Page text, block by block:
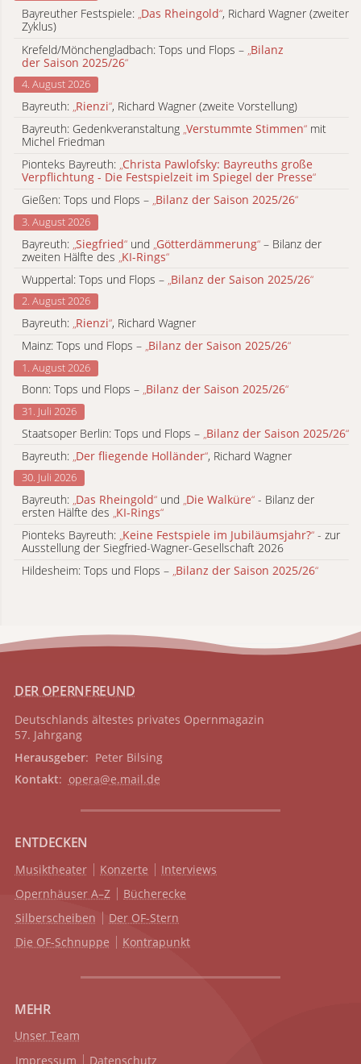
Bayreuther Festspiele: „Das Rheingold“, Richard Wagner (zweiter
Zyklus)
Krefeld/Mönchengladbach: Tops und Flops – Bilanz
der Saison 2025/26“
4. August 2026
Bayreuth: „Rienzi“, Richard Wagner (zweite Vorstellung)
Bayreuth: Gedenkveranstaltung „Verstummte Stimmen“ mit
Michel Friedman
Pionteks Bayreuth: „Christa Pawlofsky: Bayreuths große
Verpflichtung - Die Festspielzeit im Spiegel der Presse“
Gießen: Tops und Flops – „Bilanz der Saison 2025/26“
3. August 2026
Bayreuth: „Siegfried“ und Götterdämmerung“ – Bilanz der
zweiten Hälfte des KI-Rings“
Wuppertal: Tops und Flops – Bilanz der Saison 2025/26“
2. August 2026
Bayreuth: „Rienzi“, Richard Wagner
Mainz: Tops und Flops – „Bilanz der Saison 2025/26“
1. August 2026
Bonn: Tops und Flops – „Bilanz der Saison 2025/26“
31. Juli 2026
Staatsoper Berlin: Tops und Flops – Bilanz der Saison 2025/26“
Bayreuth: Der fliegende Holländer“, Richard Wagner
30. Juli 2026
Bayreuth: „Das Rheingold“ und „Die Walküre“ - Bilanz der
ersten Hälfte des „KI-Rings“
Pionteks Bayreuth: „Keine Festspiele im Jubiläumsjahr?“ - zur
Ausstellung der Siegfried-Wagner-Gesellschaft 2026
Hildesheim: Tops und Flops – „Bilanz der Saison 2025/26“
DER OPERNFREUND
Deutschlands ältestes privates Opernmagazin
57. Jahrgang
Herausgeber: Peter Bilsing
Kontakt: opera@e.mail.de
ENTDECKEN
Musiktheater Konzerte
Interviews
Opernhäuser A–Z
Bücherecke
Silberscheiben
Der OF-Stern
Die OF-Schnuppe
Kontrapunkt
MEHR
Unser Team
Impressum
Datenschutz